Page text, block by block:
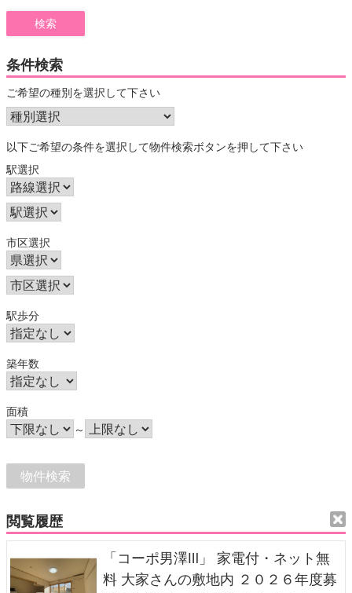
条件検索
ご希望の種別を選択して下さい
以下ご希望の条件を選択して物件検索ボタンを押して下さい
駅選択
市区選択
駅歩分
築年数
面積
～
閲覧履歴
「コーポ男澤Ⅲ」 家電付・ネット無
料 大家さんの敷地内 ２０２６年度募